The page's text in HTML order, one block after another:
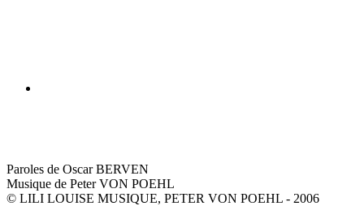
Paroles de Oscar BERVEN
Musique de Peter VON POEHL
© LILI LOUISE MUSIQUE, PETER VON POEHL - 2006